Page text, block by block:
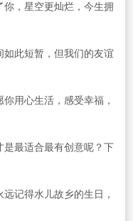
，星空更灿烂，今生拥
如此短暂，但我们的友谊
用心生活，感受幸福，
是最适合最有创意呢？下
记得水儿故乡的生日，